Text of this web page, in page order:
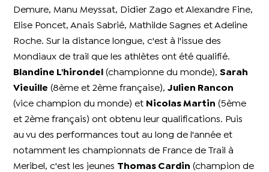
Demure, Manu Meyssat, Didier Zago et Alexandre Fine,
Elise Poncet, Anais Sabrié, Mathilde Sagnes et Adeline
Roche.Sur la distance longue, c'est à l'issue des
Mondiaux de trail que les athlètes ont été qualifié.
Blandine L'hirondel
(championne du monde),Sarah
Vieuille (8ème et 2ème française),Julien Rancon
(vice champion du monde) et Nicolas Martin (5ème
et 2ème français) ont obtenu leur qualifications. Puis
au vu des performances tout au long de l'année et
notamment les championnats de France de Trail à
Meribel, c'est les jeunes Thomas Cardin (champion de